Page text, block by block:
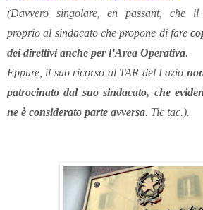
(Davvero singolare, en passant, che il
proprio al sindacato che propone di fare
dei direttivi anche per l’Area Operativa.
Eppure, il suo ricorso al TAR del Lazio
patrocinato dal suo sindacato, che
ne è considerato parte avversa. Tic tac.).